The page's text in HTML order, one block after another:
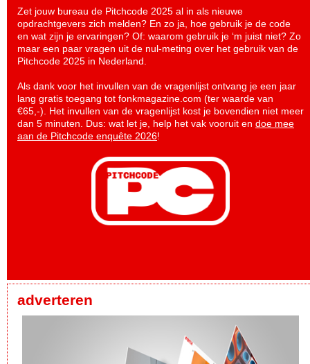
Zet jouw bureau de Pitchcode 2025 al in als nieuwe
opdrachtgevers zich melden? En zo ja, hoe gebruik je de code
en wat zijn je ervaringen? Of: waarom gebruik je ‘m juist niet? Zo
maar een paar vragen uit de nul-meting over het gebruik van de
Pitchcode 2025 in Nederland.
Als dank voor het invullen van de vragenlijst ontvang je een jaar
lang gratis toegang tot fonkmagazine.com (ter waarde van
€65,-). Het invullen van de vragenlijst kost je bovendien niet meer
dan 5 minuten. Dus: wat let je, help het vak vooruit en doe mee
aan de Pitchcode enquête 2026!
adverteren